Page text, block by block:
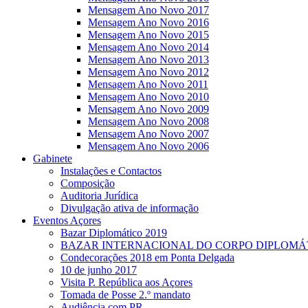
Mensagem Ano Novo 2017
Mensagem Ano Novo 2016
Mensagem Ano Novo 2015
Mensagem Ano Novo 2014
Mensagem Ano Novo 2013
Mensagem Ano Novo 2012
Mensagem Ano Novo 2011
Mensagem Ano Novo 2010
Mensagem Ano Novo 2009
Mensagem Ano Novo 2008
Mensagem Ano Novo 2007
Mensagem Ano Novo 2006
Gabinete
Instalações e Contactos
Composição
Auditoria Jurídica
Divulgação ativa de informação
Eventos Açores
Bazar Diplomático 2019
BAZAR INTERNACIONAL DO CORPO
Condecorações 2018 em Ponta Delgada
10 de junho 2017
Visita P. República aos Açores
Tomada de Posse 2.º mandato